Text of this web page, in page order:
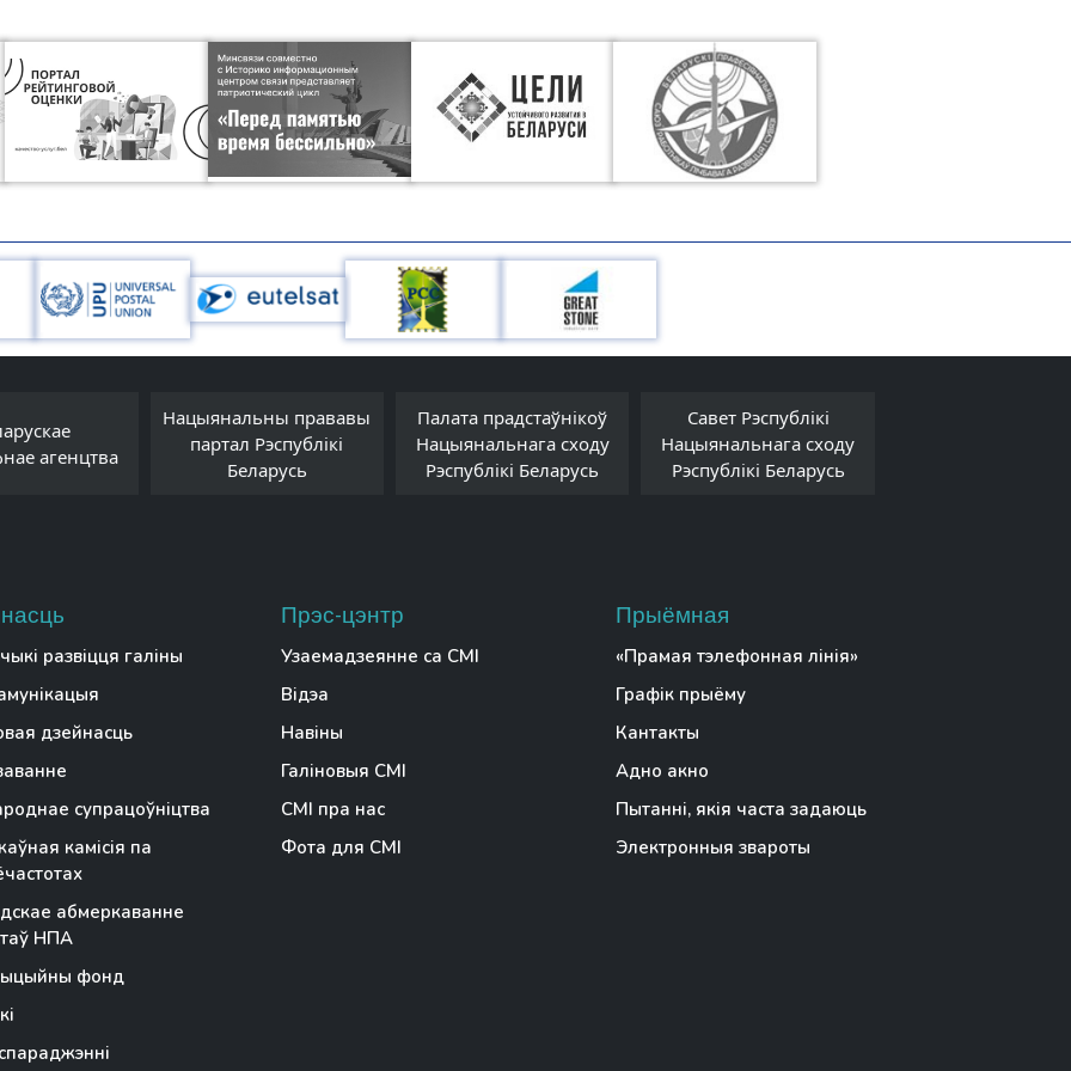
агенцтва
Нацыянальны прававы
партал Рэспублікі
Беларусь
Палата прадстаўнікоў
Нацыянальнага сходу
Рэспублікі Беларусь
Савет Рэспублікі
Нацыянальнага сходу
Рэспублікі Беларусь
развіцця галіны
дзейнасць
супрацоўніцтва
камісія па
абмеркаванне
НПА
фонд
Прэс-цэнтр
Узаемадзеянне са СМІ
Відэа
Навіны
Галіновыя СМІ
СМІ пра нас
Фота для СМІ
Прыёмная
«Прамая тэлефонная лінія»
Графік прыёму
Кантакты
Адно акно
Пытанні, якія часта задаюць
Электронныя звароты